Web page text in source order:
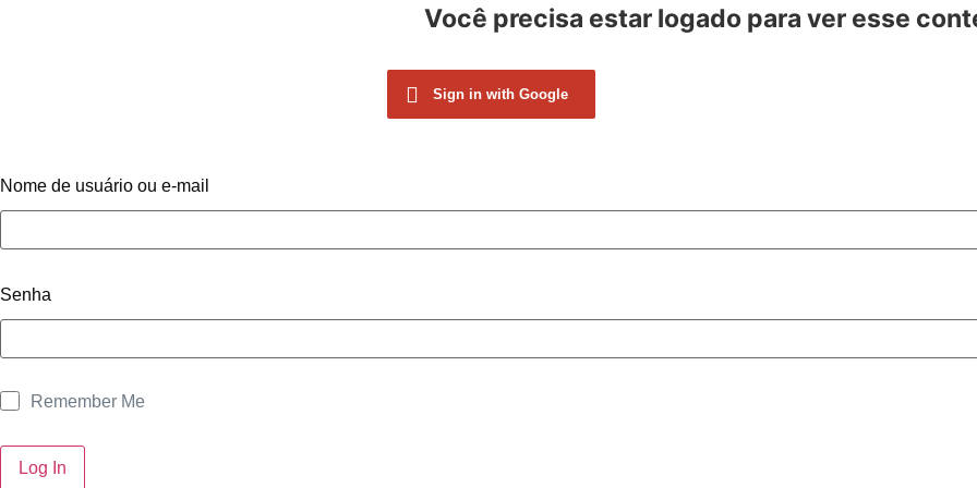
Você precisa estar logado para ver esse
Sign in with Google
Nome de usuário ou e-mail
Senha
Remember Me